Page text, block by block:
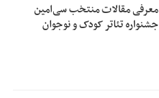
معرفی مقالات منتخب سی‌امین
جشنواره تئاتر کودک و نوجوان